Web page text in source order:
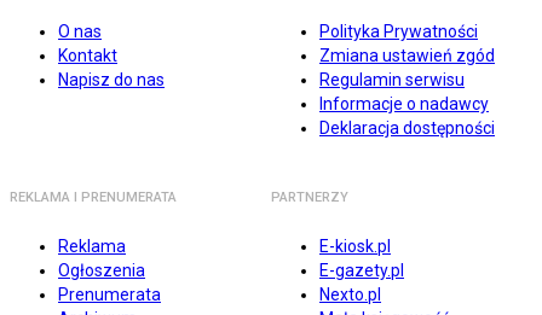
O nas
Kontakt
Napisz do nas
Polityka Prywatności
Zmiana ustawień zgód
Regulamin serwisu
Informacje o nadawcy
Deklaracja dostępności
REKLAMA I PRENUMERATA
Reklama
Ogłoszenia
Prenumerata
PARTNERZY
E-kiosk.pl
E-gazety.pl
Nexto.pl